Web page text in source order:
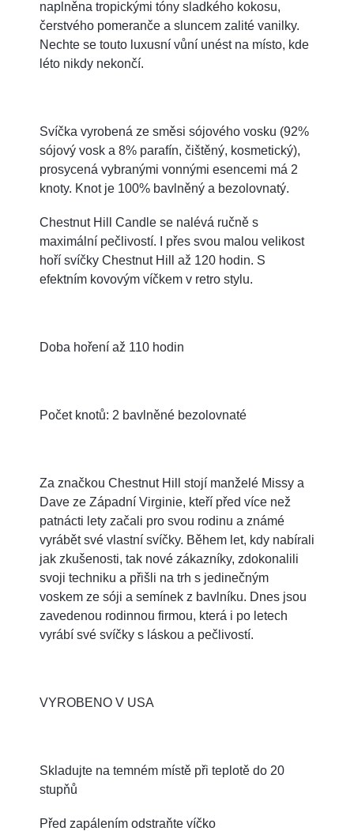
naplněna tropickými tóny sladkého kokosu,
čerstvého pomeranče a sluncem zalité vanilky.
Nechte se touto luxusní vůní unést na místo, kde
léto nikdy nekončí.
Svíčka vyrobená ze směsi sójového vosku (92%
sójový vosk a 8% parafín, čištěný, kosmetický),
prosycená vybranými vonnými esencemi má 2
knoty. Knot je 100% bavlněný a bezolovnatý.
Chestnut Hill Candle se nalévá ručně s
maximální pečlivostí. I přes svou malou velikost
hoří svíčky Chestnut Hill až 120 hodin. S
efektním kovovým víčkem v retro stylu.
Doba hoření až 110 hodin
Počet knotů: 2 bavlněné bezolovnaté
Za značkou Chestnut Hill stojí manželé Missy a
Dave ze Západní Virginie, kteří před více než
patnácti lety začali pro svou rodinu a známé
vyrábět své vlastní svíčky. Během let, kdy nabírali
jak zkušenosti, tak nové zákazníky, zdokonalili
svoji techniku a přišli na trh s jedinečným
voskem ze sóji a semínek z bavlníku. Dnes jsou
zavedenou rodinnou firmou, která i po letech
vyrábí své svíčky s láskou a pečlivostí.
VYROBENO V USA
Skladujte na temném místě při teplotě do 20
stupňů
Před zapálením odstraňte víčko